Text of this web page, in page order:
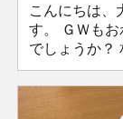
こんにちは、
す。 ＧＷも
でしょうか？